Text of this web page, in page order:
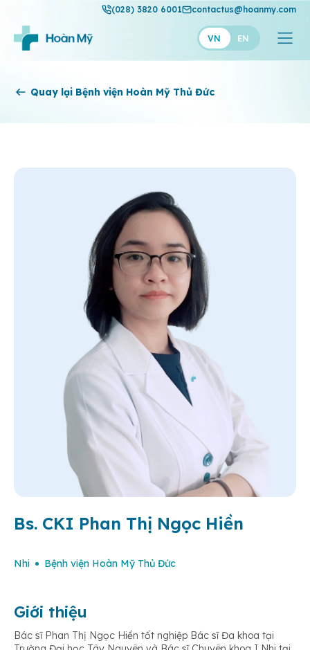
(028) 3820 6001 contactus@hoanmy.com
VN EN
Hoàn Mỹ
Thuận Mỹ
Quay lại Bệnh viện Hoàn Mỹ Thủ Đức
Bs. CKI Phan Thị Ngọc Hiền
Nhi Bệnh viện Hoàn Mỹ Thủ Đức
Giới thiệu
Bác sĩ Phan Thị Ngọc Hiền tốt nghiệp Bác sĩ Đa khoa tại